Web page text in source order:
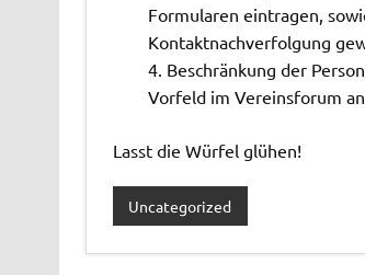
Formularen eintragen,
Kontaktnachverfolgung
Beschränkung der
Vorfeld im Vereinsforum
Lasst die Würfel glühen!
Uncategorized